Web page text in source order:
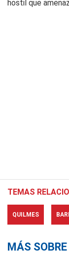
hostil que
TEMAS
QUILMES
MÁS